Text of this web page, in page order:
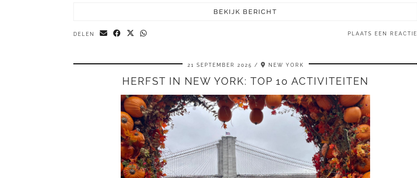
BEKIJK BERICHT
DELEN PLAATS EEN REACTIE
21 SEPTEMBER 2025 NEW YORK
HERFST IN NEW YORK: TOP 10 ACTIVITEITEN